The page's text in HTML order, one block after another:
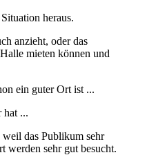
heraus.
anzieht, oder das
mieten können und
ein guter Ort ist ...
hat ...
das Publikum sehr
werden sehr gut besucht.